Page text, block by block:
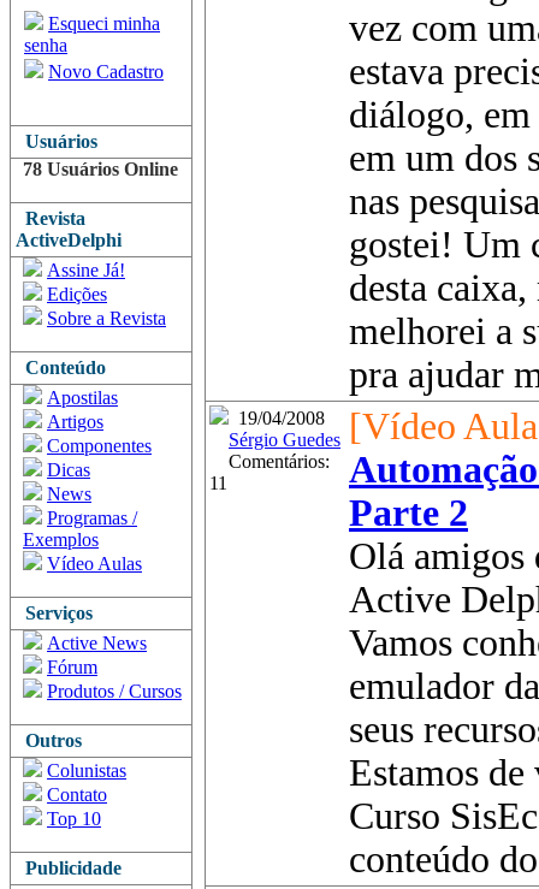
Esqueci minha
senha
Novo Cadastro
Usuários
78 Usuários Online
Revista
ActiveDelphi
Assine Já!
Edições
Sobre a Revista
Conteúdo
Apostilas
Artigos
Componentes
Dicas
News
Programas /
Exemplos
Vídeo Aulas
Serviços
Active News
Fórum
Produtos / Cursos
Outros
Colunistas
Contato
Top 10
Publicidade
vez com
estava
diálogo,
em um dos
nas
gostei! Um
desta
melhorei a
pra ajudar
19/04/2008
Sérgio Guedes
Comentários:
11
[Vídeo
Parte 2
Olá
Active
Vamos
emulador
seus
Estamos
Curso
conteúdo